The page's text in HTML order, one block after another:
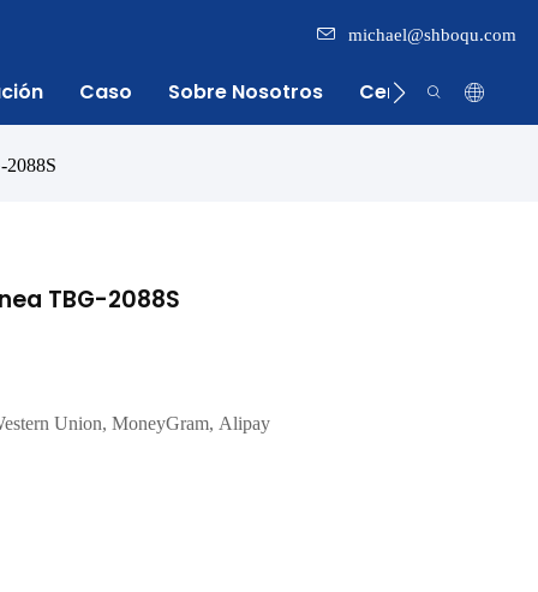
michael@shboqu.com
Caso Sobre Nosotros Centro De
2088S
TBG-2088S
Union, MoneyGram, Alipay